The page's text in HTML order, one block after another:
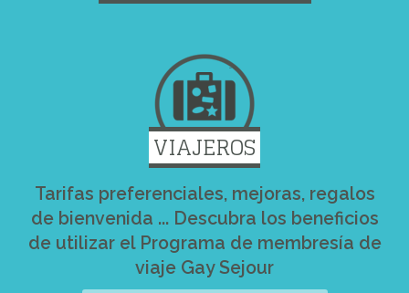
VIAJEROS
Tarifas preferenciales, mejoras, regalos
de bienvenida ... Descubra los beneficios
de utilizar el Programa de membresía de
viaje Gay Sejour